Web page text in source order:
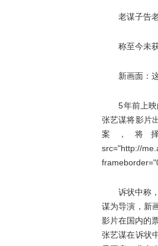
老谋子告老
称至今未获
新画面：这
5年前上映的
张艺谋将影片
案，将择
src="http://
诉状中称，
谋为导演，新
影片在国内的
张艺谋在诉状